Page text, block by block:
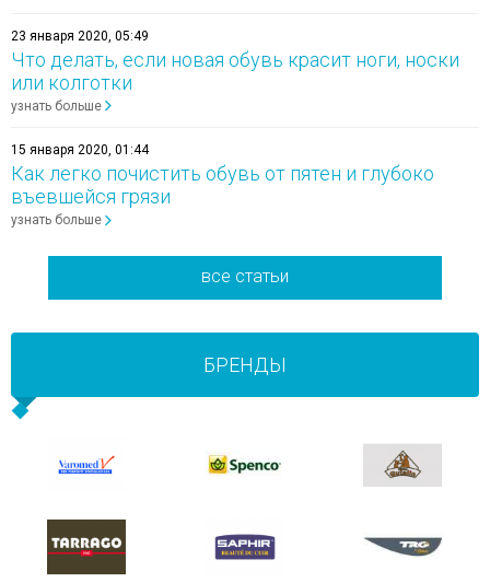
23 января 2020, 05:49
Что делать, если новая обувь красит ноги, носки
или колготки
узнать больше
15 января 2020, 01:44
Как легко почистить обувь от пятен и глубоко
въевшейся грязи
узнать больше
все статьи
БРЕНДЫ